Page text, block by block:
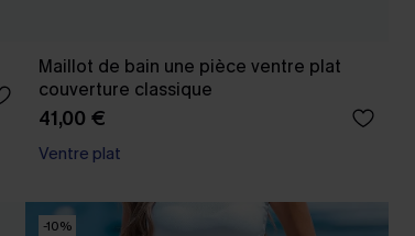
Maillot de bain une pièce ventre plat
couverture classique
41,00 €
Ventre plat
-10%